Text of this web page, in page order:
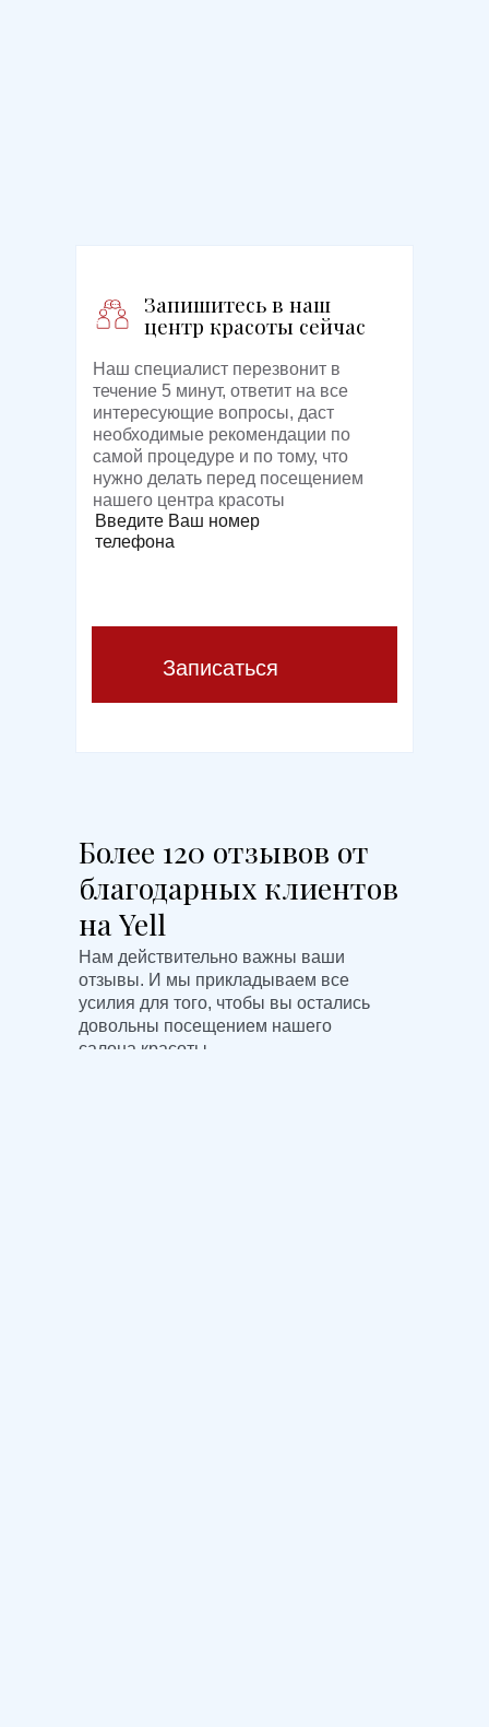
Запишитесь в наш
центр красоты сейчас
Наш специалист перезвонит в
течение 5 минут, ответит на все
интересующие вопросы, даст
необходимые рекомендации по
самой процедуре и по тому, что
нужно делать перед посещением
нашего центра красоты
Введите Ваш номер
телефона
Записаться
Более 120 отзывов от
благодарных клиентов
на Yell
Нам действительно важны ваши
отзывы. И мы прикладываем все
усилия для того, чтобы вы остались
довольны посещением нашего
салона красоты.